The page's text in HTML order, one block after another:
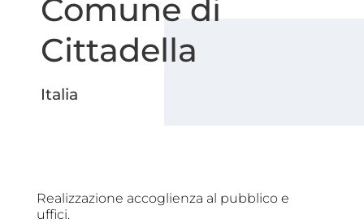
Comune di
Cittadella
Italia
Realizzazione accoglienza al pubblico e
uffici.